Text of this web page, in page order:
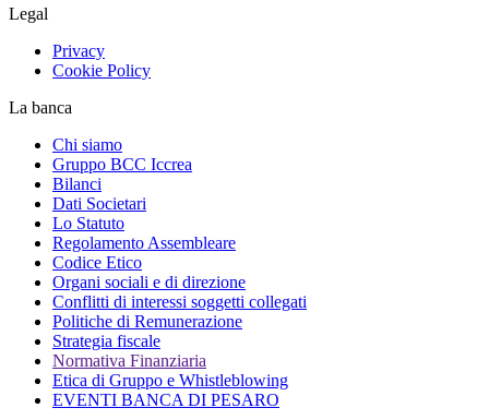
Legal
Privacy
Cookie Policy
La banca
Chi siamo
Gruppo BCC Iccrea
Bilanci
Dati Societari
Lo Statuto
Regolamento Assembleare
Codice Etico
Organi sociali e di direzione
Conflitti di interessi soggetti collegati
Politiche di Remunerazione
Strategia fiscale
Normativa Finanziaria
Etica di Gruppo e Whistleblowing
EVENTI BANCA DI PESARO